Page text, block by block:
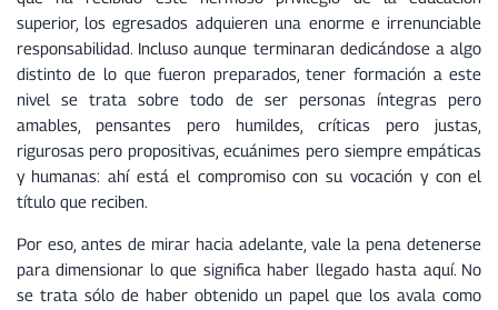
superior, los egresados adquieren una enorme e irrenunciable
responsabilidad. Incluso aunque terminaran dedicándose a algo
distinto de lo que fueron preparados, tener formación a este
nivel se trata sobre todo de ser personas íntegras pero
amables, pensantes pero humildes, críticas pero justas,
rigurosas pero propositivas, ecuánimes pero siempre empáticas
y humanas: ahí está el compromiso con su vocación y con el
título que reciben.
Por eso, antes de mirar hacia adelante, vale la pena detenerse
para dimensionar lo que significa haber llegado hasta aquí. No
se trata sólo de haber obtenido un papel que los avala como